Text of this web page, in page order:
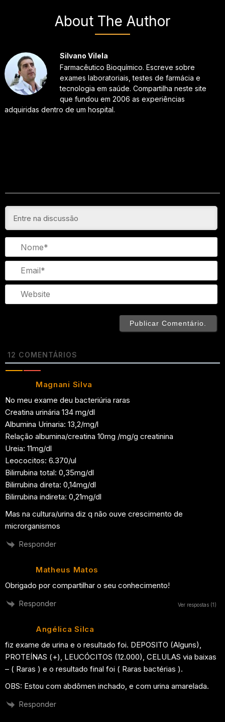
About The Author
Silvano Vilela
Farmacêutico Bioquímico. Escreve sobre
exames laboratoriais, testes de farmácia e
tecnologia em saúde. Compartilha neste site
que fundou em 2006 as experiências
adquiridas dentro de um hospital.
12 COMENTÁRIOS
Magnani Silva
No meu exame deu bacteriúria raras
Creatina urinária 134 mg/dl
Albumina Urinaria: 13,2/mg/l
Relação albumina/creatina 10mg /mg/g creatinina
Ureia: 11mg/dl
Leococitos: 6.370/ul
Bilirrubina total: 0,35mg/dl
Bilirrubina direta: 0,14mg/dl
Bilirrubina indireta: 0,21mg/dl
Mas na cultura/urina diz q não ouve crescimento de
microrganismos
Responder
Matheus Matos
Obrigado por compartilhar o seu conhecimento!
Responder Ver respostas (1)
Angélica Silca
fiz exame de urina e o resultado foi. DEPOSITO (Alguns),
PROTEÍNAS (+), LEUCÓCITOS (12.000), CELULAS via baixas
– ( Raras ) e o resultado final foi ( Raras bactérias ).
OBS: Estou com abdômen inchado, e com urina amarelada.
Responder